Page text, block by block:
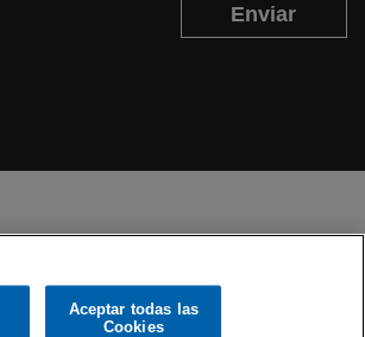
Enviar
Política de Cookies
Aceptar todas las
Cookies